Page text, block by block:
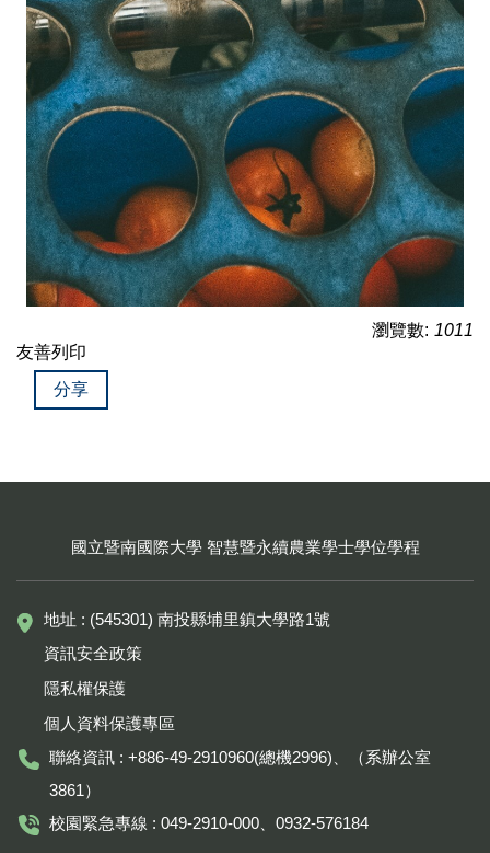
瀏覽數: 1011
友善列印
分享
國立暨南國際大學 智慧暨永續農業學士學位學程
地址 : (545301) 南投縣埔里鎮大學路1號
資訊安全政策
隱私權保護
個人資料保護專區
聯絡資訊 : +886-49-2910960(總機2996)、（系辦公室
3861）
校園緊急專線 : 049-2910-000、0932-576184